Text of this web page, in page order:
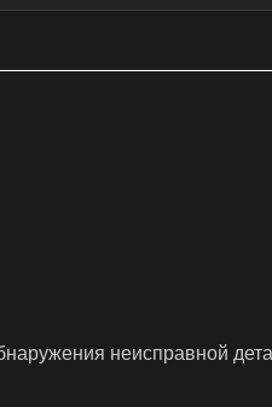
неисправной